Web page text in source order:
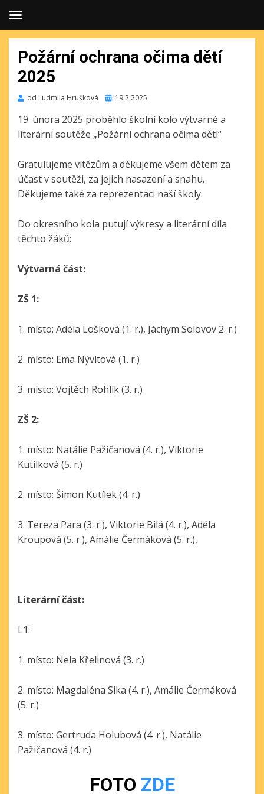
Požární ochrana očima dětí
2025
od Ludmila Hrušková Publikováno
19.2.2025
19. února 2025 proběhlo školní kolo výtvarné a
literární soutěže „Požární ochrana očima dětí“
Gratulujeme vítězům a děkujeme všem dětem za
účast v soutěži, za jejich nasazení a snahu.
Děkujeme také za reprezentaci naší školy.
Do okresního kola putují výkresy a literární díla
těchto žáků:
Výtvarná část:
ZŠ 1:
1. místo: Adéla Lošková (1. r.), Jáchym Solovov 2. r.)
2. místo: Ema Nývltová (1. r.)
3. místo: Vojtěch Rohlík (3. r.)
ZŠ 2:
1. místo: Natálie Pažičanová (4. r.), Viktorie
Kutílková (5. r.)
2. místo: Šimon Kutílek (4. r.)
3. Tereza Para (3. r.), Viktorie Bilá (4. r.), Adéla
Kroupová (5. r.), Amálie Čermáková (5. r.),
Literární část:
L1:
1. místo: Nela Křelinová (3. r.)
2. místo: Magdaléna Sika (4. r.), Amálie Čermáková
(5. r.)
3. místo: Gertruda Holubová (4. r.), Natálie
Pažičanová (4. r.)
FOTO ZDE